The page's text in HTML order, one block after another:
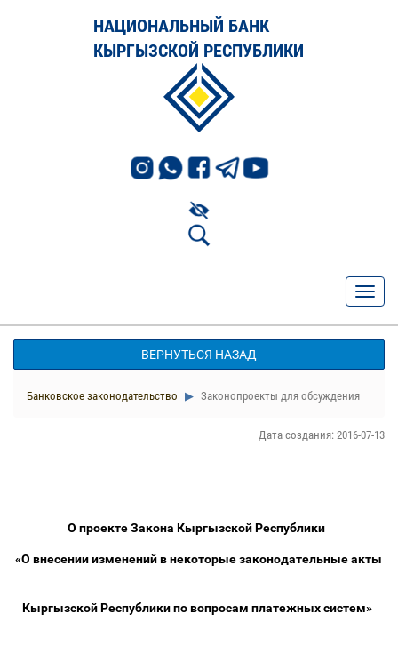
НАЦИОНАЛЬНЫЙ БАНК
КЫРГЫЗСКОЙ РЕСПУБЛИКИ
ВЕРНУТЬСЯ НАЗАД
Банковское законодательство Законопроекты для обсуждения
Дата создания: 2016-07-13
О проекте Закона Кыргызской Республики
«О внесении изменений в некоторые законодательные акты
Кыргызской Республики по вопросам платежных систем»